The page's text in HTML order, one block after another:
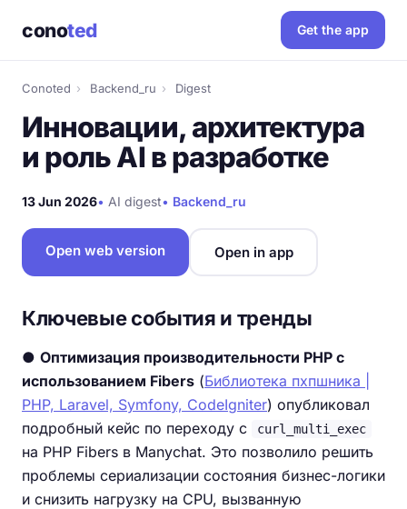
conoted Get the app
Conoted › Backend_ru › Digest
Инновации, архитектура
и роль AI в разработке
13 Jun 2026• AI digest• Backend_ru
Open web version Open in app
Ключевые события и тренды
● Оптимизация производительности PHP с
использованием Fibers (Библиотека пхпшника |
PHP, Laravel, Symfony, CodeIgniter) опубликовал
подробный кейс по переходу с
curl_multi_exec
на PHP Fibers в Manychat. Это позволило решить
проблемы сериализации состояния бизнес-логики
и снизить нагрузку на CPU, вызванную